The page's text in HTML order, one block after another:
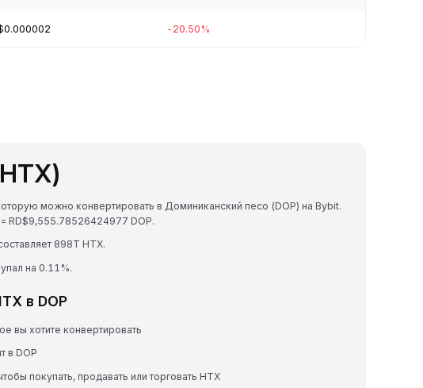
-20.50%
можно конвертировать в Доминиканский песо (DOP) на Bybit.
RD$9,555.78526424977 DOP.
898T HTX.
на 0.11%.
в DOP
вы хотите конвертировать
в DOP
покупать, продавать или торговать HTX